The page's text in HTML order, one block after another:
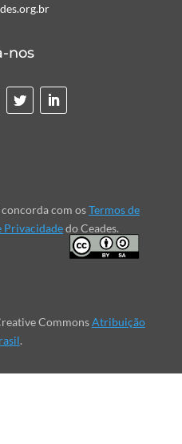
nos
com osTermos de
Privacidadedo Ceades.
CommonsAtribuição
.